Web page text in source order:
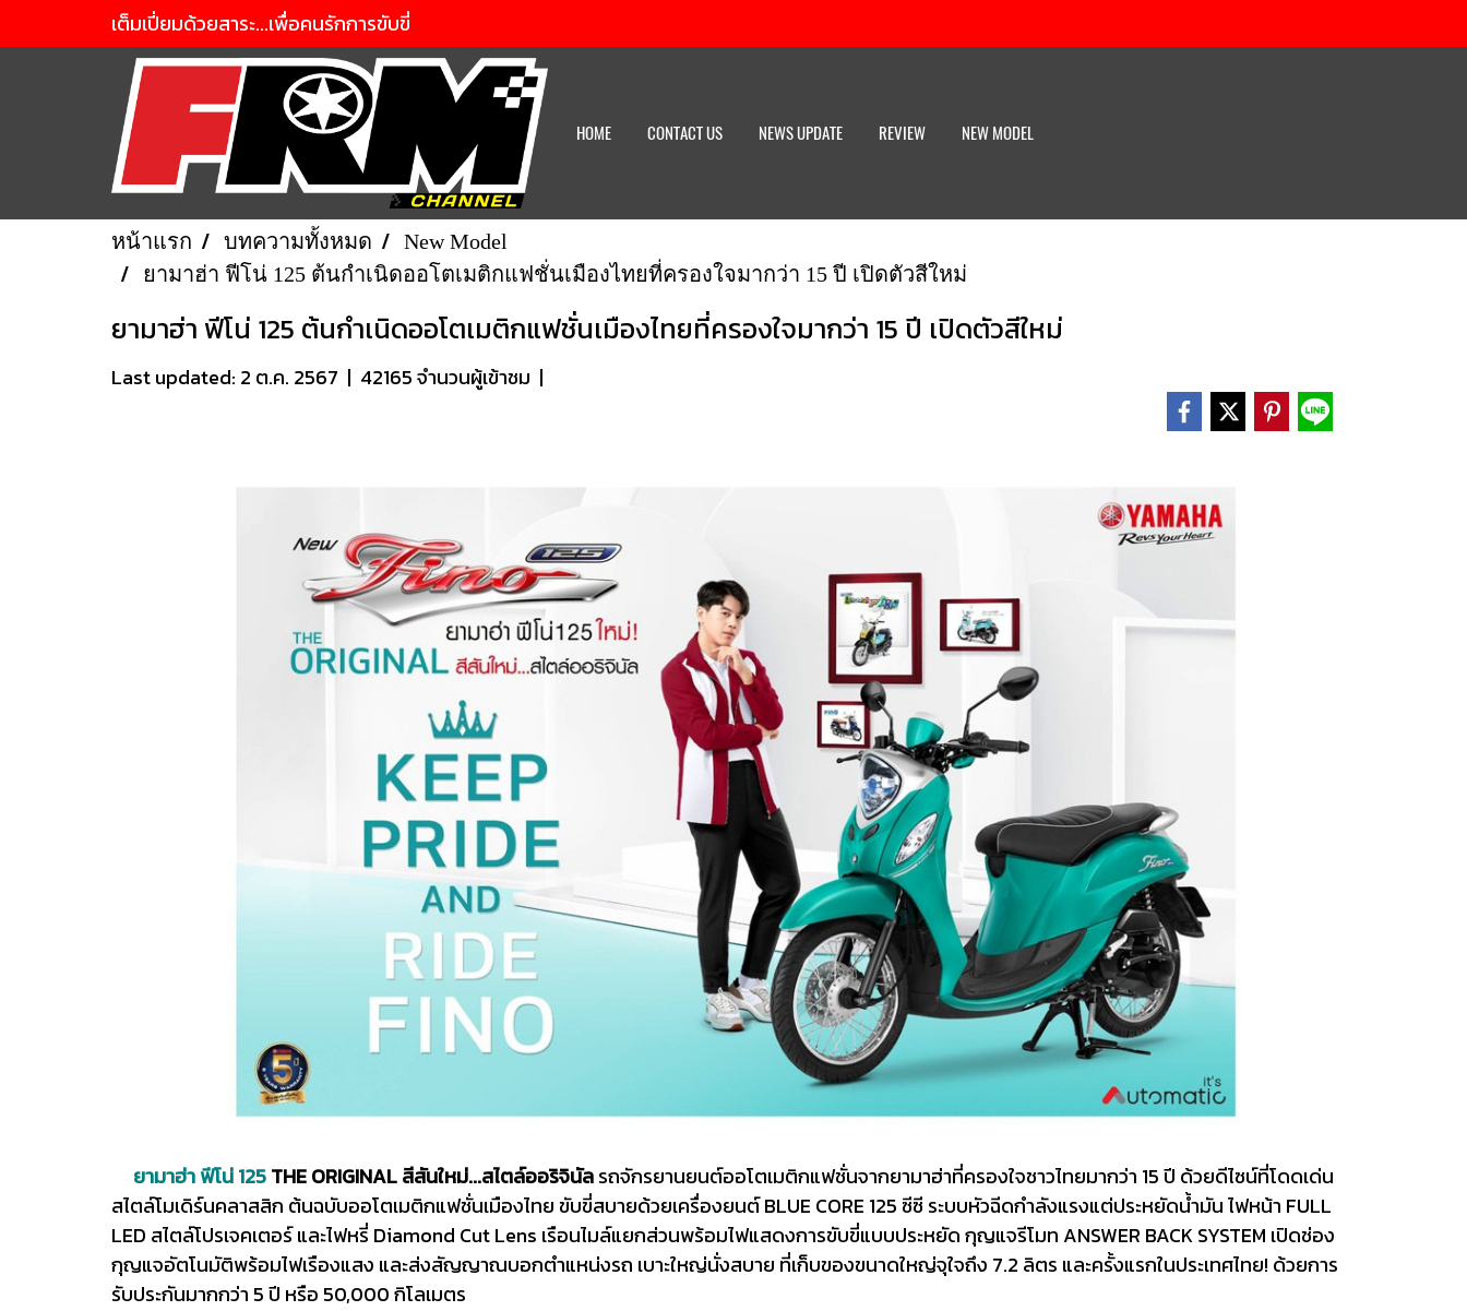
เต็มเปี่ยมด้วยสาระ...เพื่อคนรักการขับขี่
HOME CONTACT US NEWS UPDATE REVIEW NEW MODEL
หน้าแรก บทความทั้งหมด
New Model
ยามาฮ่า ฟีโน่ 125 ต้นกำเนิดออโตเมติกแฟชั่นเมืองไทยที่ครองใจมากว่า 15 ปี เปิดตัวสีใหม่
ยามาฮ่า ฟีโน่ 125 ต้นกำเนิดออโตเมติกแฟชั่นเมืองไทยที่ครองใจมากว่า 15 ปี เปิดตัวสีใหม่
Last updated: 2 ต.ค. 2567 | 42165 จำนวนผู้เข้าชม |
ยามาฮ่า ฟีโน่ 125THE ORIGINAL สีสันใหม่...สไตล์ออริจินัลรถจักรยานยนต์ออโตเมติกแฟชั่นจากยามาฮ่าที่ครองใจชาวไทยมากว่า 15 ปี ด้วยดีไซน์ที่โดดเด่น
สไตล์โมเดิร์นคลาสสิก ต้นฉบับออโตเมติกแฟชั่นเมืองไทย ขับขี่สบายด้วยเครื่องยนต์ BLUE CORE 125 ซีซี ระบบหัวฉีดกำลังแรงแต่ประหยัดน้ำมัน ไฟหน้า FULL
LED สไตล์โปรเจคเตอร์ และไฟหรี่ Diamond Cut Lens เรือนไมล์แยกส่วนพร้อมไฟแสดงการขับขี่แบบประหยัด กุญแจรีโมท ANSWER BACK SYSTEM เปิดช่อง
กุญแจอัตโนมัติพร้อมไฟเรืองแสง และส่งสัญญาณบอกตำแหน่งรถ เบาะใหญ่นั่งสบาย ที่เก็บของขนาดใหญ่จุใจถึง 7.2 ลิตร และครั้งแรกในประเทศไทย! ด้วยการ
รับประกันมากกว่า 5 ปี หรือ 50,000 กิโลเมตร